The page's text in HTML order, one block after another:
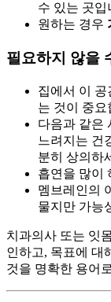
수 있는 곳입
원하는 경우
필요하지 않을
집에서 이
는 것이 중요
다음과 같은
느려지는 건
분히 상의하
흡연을 많이
멤브레인의
물지만 가능
치과의사 또는 잇
인하고, 목표에 대
것을 명확한 용어